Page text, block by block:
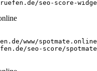
www/
seo-score/